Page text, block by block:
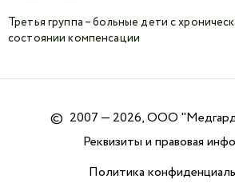
Третья группа – больные дети с
состоянии компенсации
© 2007 — 2026, ООО "Медгард
Реквизиты и правовая
Политика